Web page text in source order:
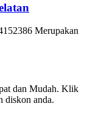
Merupakan
dan Mudah. Klik
diskon anda.